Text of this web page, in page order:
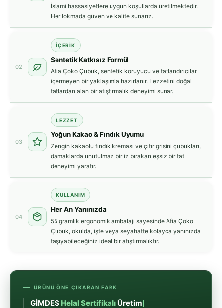
İslami hassasiyetlere uygun koşullarda üretilmektedir.
Her lokmada güven ve kalite sunarız.
02
İÇERİK
Sentetik Katkısız Formül
Afia Çoko Çubuk, sentetik koruyucu ve tatlandırıcılar
içermeyen bir yaklaşımla hazırlanır. Lezzetini doğal
tatlardan alan bir atıştırmalık deneyimi sunar.
03
LEZZET
Yoğun Kakao & Fındık Uyumu
Zengin kakaolu fındık kreması ve çıtır grisini çubukları,
damaklarda unutulmaz bir iz bırakan eşsiz bir tat
deneyimi yaratır.
04
KULLANIM
Her An Yanınızda
55 gramlık ergonomik ambalajı sayesinde Afia Çoko
Çubuk, okulda, işte veya seyahatte kolayca yanınızda
taşıyabileceğiniz ideal bir atıştırmalıktır.
ÜRÜNÜ ÖNE ÇIKARAN FARK
GİMDESHelal SertifikalıÜretim